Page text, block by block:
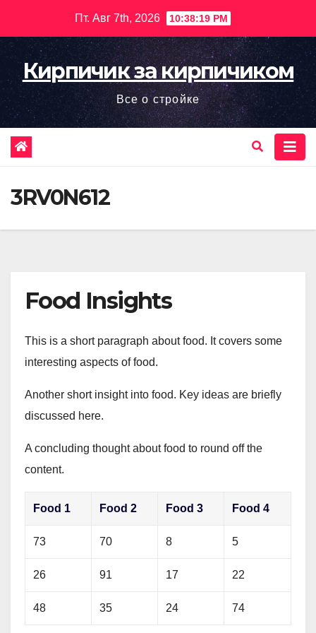
содержимому
Пт. Авг 7th, 2026 10:38:20 PM
Кирпичик за кирпичиком
Все о стройке
3RV0N612
Food Insights
This is a short paragraph about food. It covers some
interesting aspects of food.
Another short insight into food. Key ideas are briefly
discussed here.
A concluding thought about food to round off the
content.
Food 1 Food 2 Food 3 Food 4
73 70 8 5
26 91 17 22
48 35 24 74